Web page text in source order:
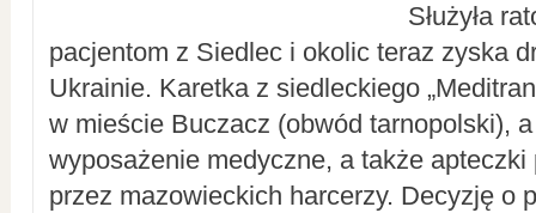
Służyła
pacjentom z Siedlec i okolic teraz zyska
Ukrainie. Karetka z siedleckiego
w mieście Buczacz (obwód tarnopolski),
wyposażenie medyczne, a także apteczki
przez mazowieckich harcerzy. Decyzję o